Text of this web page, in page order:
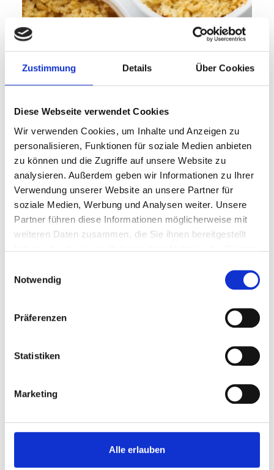
Zustimmung Details Über Cookies
Diese Webseite verwendet Cookies
Wir verwenden Cookies, um Inhalte und Anzeigen zu
personalisieren, Funktionen für soziale Medien anbieten
zu können und die Zugriffe auf unsere Website zu
analysieren. Außerdem geben wir Informationen zu Ihrer
Verwendung unserer Website an unsere Partner für
soziale Medien, Werbung und Analysen weiter. Unsere
Partner führen diese Informationen möglicherweise mit
weiteren Daten zusammen, die Sie ihnen bereitgestellt
Notwendig
Präferenzen
Statistiken
Marketing
Alle erlauben
30 min
Apfel Crumble
Red Velvet Cake